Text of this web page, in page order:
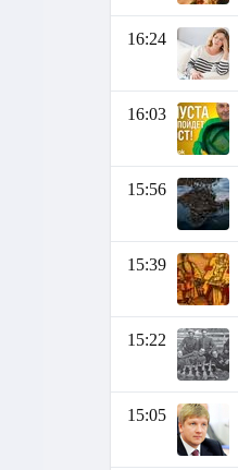
16:24
16:03
15:56
15:39
15:22
15:05